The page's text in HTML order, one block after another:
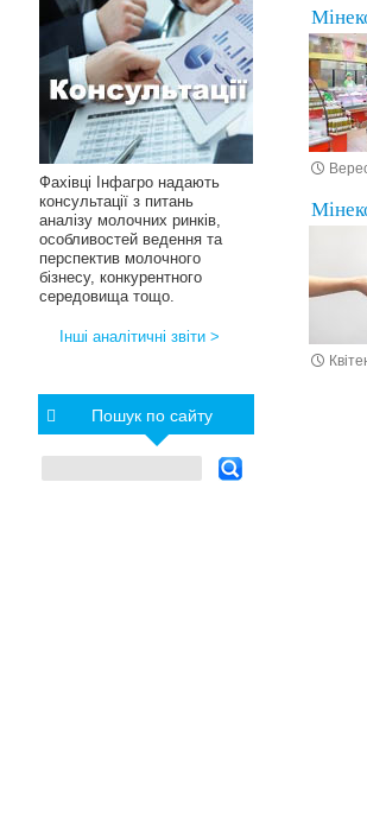
Фахівці Інфагро надають
консультації з питань
аналізу молочних ринків,
особливостей ведення та
перспектив молочного
бізнесу, конкурентного
середовища тощо.
Інші аналітичні звіти >
Пошук по сайту